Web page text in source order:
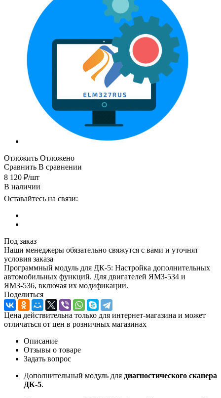
Отложить Отложено
Сравнить В сравнении
8 120 ₽/шт
В наличии
Оставайтесь на связи:
Под заказ
Наши менеджеры обязательно свяжутся с вами и уточнят
условия заказа
Программный модуль для ДК-5: Настройка дополнительных
автомобильных функций. Для двигателей ЯМЗ-534 и
ЯМЗ-536, включая их модификации.
Поделиться
Цена действительна только для интернет-магазина и может
отличаться от цен в розничных магазинах
Описание
Отзывы о товаре
Задать вопрос
Дополнительный модуль для диагностического сканера
ДК-5.